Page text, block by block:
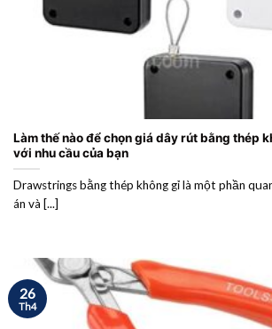
Làm thế nào để chọn giá dây rút bằng thép
với nhu cầu của bạn
Drawstrings bằng thép không gỉ là một phần
án và [...]
26
Th4